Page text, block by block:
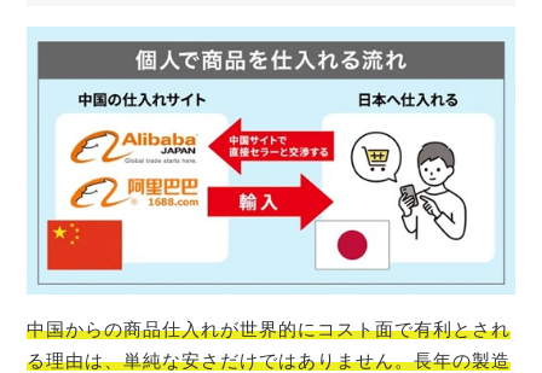
中国からの商品仕入れが世界的にコスト面で有利とされ
る理由は、単純な安さだけではありません。長年の製造